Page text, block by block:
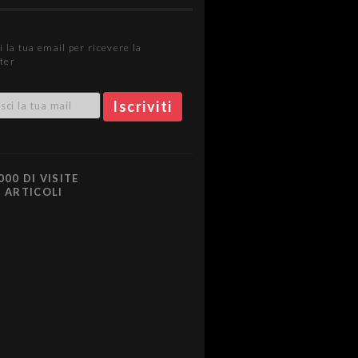
la tua email per ricevere la
DI VISITE
ARTICOLI